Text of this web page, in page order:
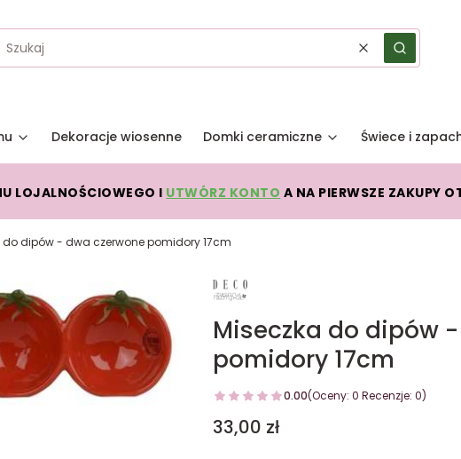
WyczyśćSzukaj
Dekoracje wiosenne Domki ceramiczne Świece i
LOJALNOŚCIOWEGO I UTWÓRZ KONTO A NA PIERWSZE ZAKUPY
do dipów - dwa czerwone pomidory 17cm
Miseczka do dipów
pomidory 17cm
0.00(Oceny: 0 Recenzje: 0)
Cena
33,00 zł